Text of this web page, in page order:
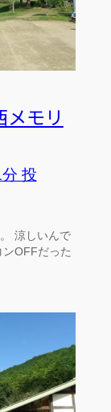
モリ
投
涼しいんで
OFFだった